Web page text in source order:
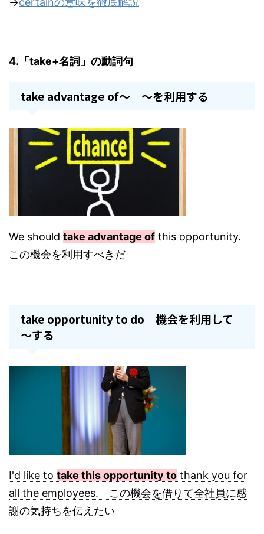
4.「take+名詞」の動詞句
take advantage of～ ～を利用する
We should take advantage of this opportunity.
この機会を利用すべきだ
take opportunity to do 機会を利用して
～する
I'd like to take this opportunity to thank you for
all the employees. この機会を借りて全社員に感
謝の気持ちを伝えたい